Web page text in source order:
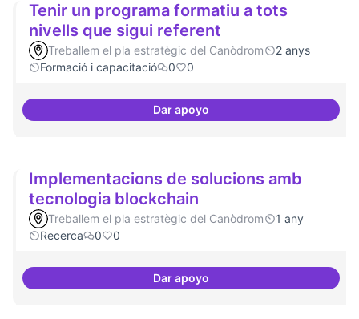
Tenir un programa formatiu a tots
nivells que sigui referent
Treballem el pla estratègic del Canòdrom
2 anys
Formació i capacitació
0 0
Dar apoyoTenir un programa formatiu a
Implementacions de solucions amb
tecnologia blockchain
Treballem el pla estratègic del Canòdrom
1 any
Recerca
0 0
Dar apoyoImplementacions de solucions